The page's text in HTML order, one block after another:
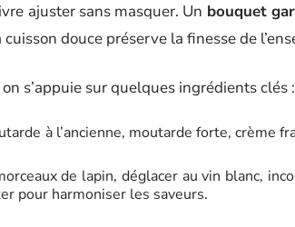
ajuster sans masquer. Un bouquet
douce préserve la finesse de
s’appuie sur quelques ingrédients clés :
à l’ancienne, moutarde forte, crème
de lapin, déglacer au vin blanc,
pour harmoniser les saveurs.